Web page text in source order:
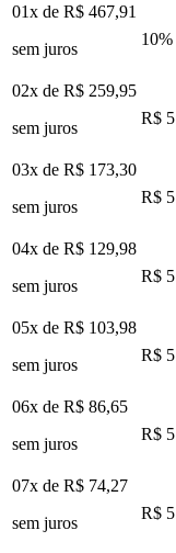
01x de R$ 467,91
sem juros
10%
02x de R$ 259,95
sem juros
R$
03x de R$ 173,30
sem juros
R$
04x de R$ 129,98
sem juros
R$
05x de R$ 103,98
sem juros
R$
06x de R$ 86,65
sem juros
R$
07x de R$ 74,27
sem juros
R$